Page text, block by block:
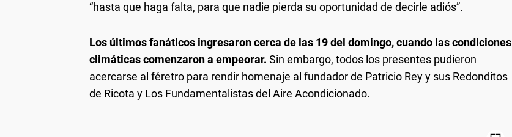
“hasta que haga falta, para que nadie pierda su oportunidad de decirle adiós”.
Los últimos fanáticos ingresaron cerca de las 19 del domingo, cuando las condiciones
climáticas comenzaron a empeorar. Sin embargo, todos los presentes pudieron
acercarse al féretro para rendir homenaje al fundador de Patricio Rey y sus Redonditos
de Ricota y Los Fundamentalistas del Aire Acondicionado.